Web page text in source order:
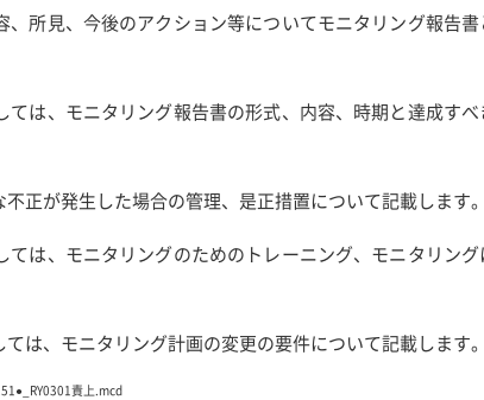
所見、今後のアクション等についてモニタリング報告
は、モニタリング報告書の形式、内容、時期と達成す
正が発生した場合の管理、是正措置について記載します
は、モニタリングのためのトレーニング、モニタリン
は、モニタリング計画の変更の要件について記載します
責上.mcd